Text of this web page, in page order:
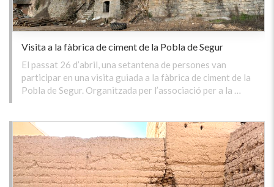
Visita a la fàbrica de ciment de la Pobla de Segur
El passat 26 d’abril, una setantena de persones van
participar en una visita guiada a la fàbrica de ciment de la
Pobla de Segur. Organitzada per l’associació per a la …